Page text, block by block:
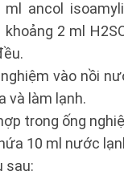
ancol
2 ml
vào nồi
và làm lạnh.
trong ống
10 ml nước
sau: